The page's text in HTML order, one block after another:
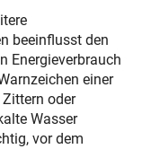
beeinflusst den
Energieverbrauch
einer
oder
Wasser
vor dem